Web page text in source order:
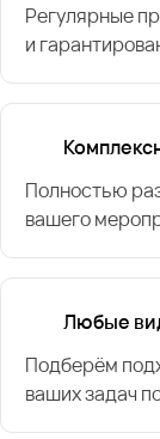
Регулярные
и
Полностью
вашего
Любые
Подберём
ваших задач